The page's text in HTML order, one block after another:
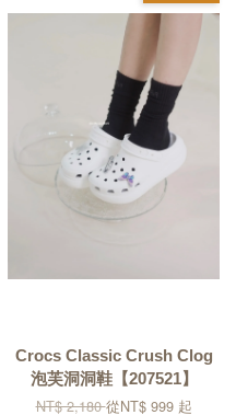
Crocs Classic Crush Clog
泡芙洞洞鞋【207521】
NT$ 2,180從NT$ 999 起